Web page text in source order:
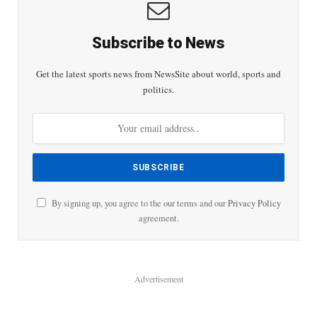
Subscribe to News
Get the latest sports news from NewsSite about world, sports and
politics.
By signing up, you agree to the our terms and ourPrivacy Policy
agreement.
Advertisement